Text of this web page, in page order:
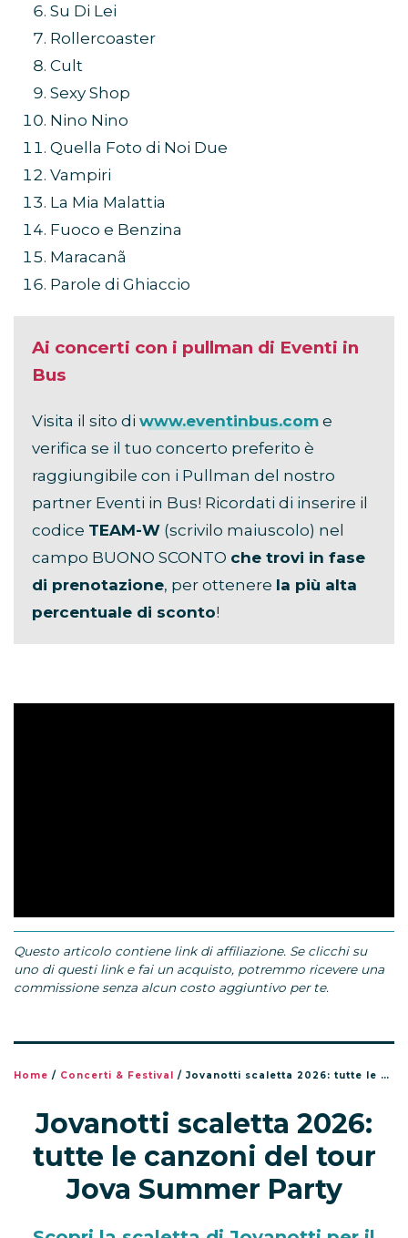
Su Di Lei
Rollercoaster
Cult
Sexy Shop
Nino Nino
Quella Foto di Noi Due
Vampiri
La Mia Malattia
Fuoco e Benzina
Maracanã
Parole di Ghiaccio
Ai concerti con i pullman di Eventi in
Bus
Visita il sito di www.eventinbus.com e
verifica se il tuo concerto preferito è
raggiungibile con i Pullman del nostro
partner Eventi in Bus! Ricordati di inserire il
codice TEAM-W (scrivilo maiuscolo) nel
campo BUONO SCONTO che trovi in fase
di prenotazione, per ottenere la più alta
percentuale di sconto!
Questo articolo contiene link di affiliazione. Se clicchi su
uno di questi link e fai un acquisto, potremmo ricevere una
commissione senza alcun costo aggiuntivo per te.
Home / Concerti & Festival / Jovanotti scaletta 2026: tutte le canzoni del tour Jova Summer Party
Jovanotti scaletta 2026:
tutte le canzoni del tour
Jova Summer Party